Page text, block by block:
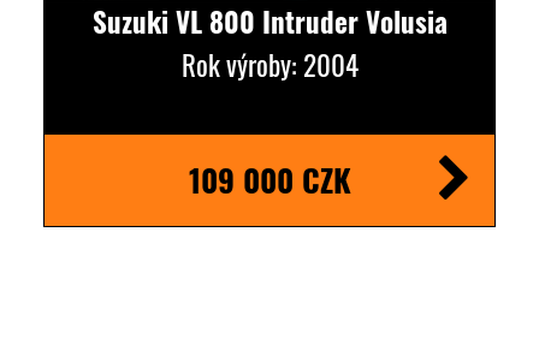
Suzuki VL 800 Intruder Volusia
Rok výroby: 2004
109 000 CZK